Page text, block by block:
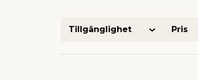
Tillgänglighet Pris